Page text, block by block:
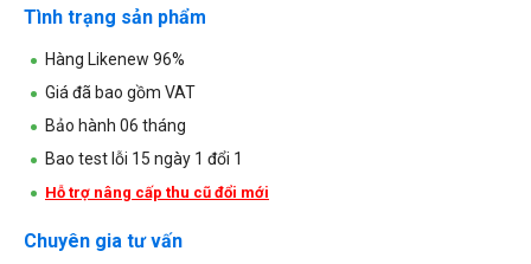
Tình trạng sản phẩm
Hàng Likenew 96%
Giá đã bao gồm VAT
Bảo hành 06 tháng
Bao test lỗi 15 ngày 1 đổi 1
Hỗ trợ nâng cấp thu cũ đổi mới
Chuyên gia tư vấn